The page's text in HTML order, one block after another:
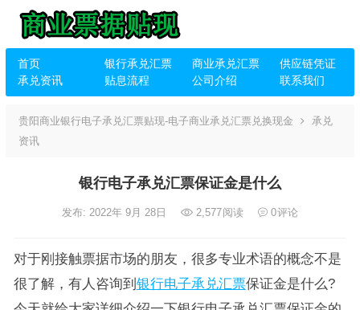
首页 银行承兑汇票 商业承兑汇票
供应链凭证
承兑资讯
贴息流程 公司介绍 联系我们
贵阳商业银行电子承兑汇票贴现-电子商业承兑汇票兑换现金
承兑
资讯
银行电子承兑汇票保证金是什么
发布: 2022年 9月 28日 2,577阅读 0评论
对于刚接触票据市场的朋友，很多专业术语的概念不是
很了解，有人咨询到 银行电子承兑汇票保证金是什么?